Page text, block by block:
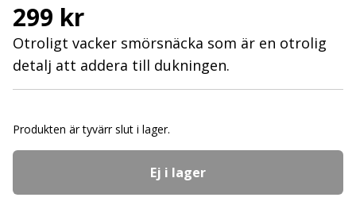
299 kr
Otroligt vacker smörsnäcka som är en otrolig
detalj att addera till dukningen.
Produkten är tyvärr slut i lager.
Ej i lager